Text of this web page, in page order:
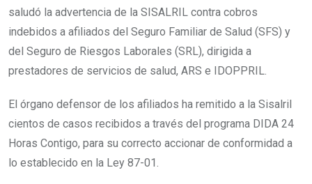
saludó la advertencia de la SISALRIL contra cobros
indebidos a afiliados del Seguro Familiar de Salud (SFS) y
del Seguro de Riesgos Laborales (SRL), dirigida a
prestadores de servicios de salud, ARS e IDOPPRIL.
El órgano defensor de los afiliados ha remitido a la Sisalril
cientos de casos recibidos a través del programa DIDA 24
Horas Contigo, para su correcto accionar de conformidad a
lo establecido en la Ley 87-01.